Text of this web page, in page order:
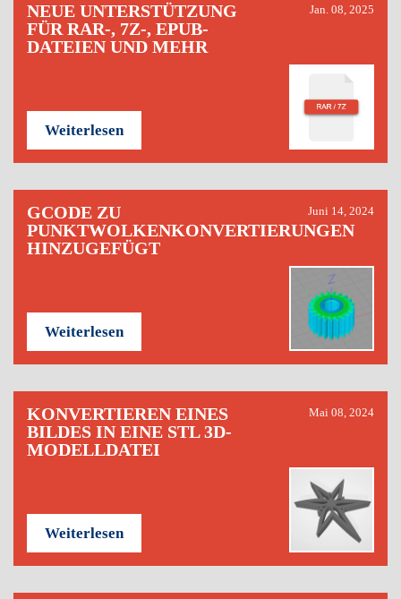
NEUE UNTERSTÜTZUNG
FÜR RAR-, 7Z-, EPUB-
DATEIEN UND MEHR
Jan. 08, 2025
Weiterlesen
GCODE ZU
PUNKTWOLKENKONVERTIERUNGEN
HINZUGEFÜGT
Juni 14, 2024
Weiterlesen
KONVERTIEREN EINES
BILDES IN EINE STL 3D-
MODELLDATEI
Mai 08, 2024
Weiterlesen